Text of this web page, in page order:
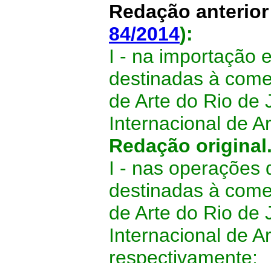
Redação
84/2014):
I - na importação
destinadas à
de Arte do Rio de
Internacional de
Redação
I - nas operações
destinadas à
de Arte do Rio de
Internacional de
respectivamente;